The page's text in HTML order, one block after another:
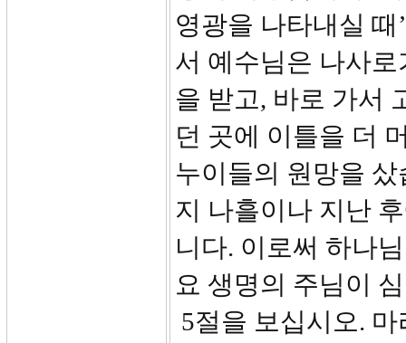
영광을 나타내실
서 예수님은 나사
을 받고, 바로 가서
던 곳에 이틀을 더
누이들의 원망을
지 나흘이나 지난
니다. 이로써 하나
요 생명의 주님이
5절을 보십시오.